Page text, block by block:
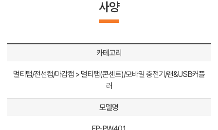
사양
카테고리
멀티탭/전선캡/마감캡 > 멀티탭(콘센트)/모바일 충전기/랜&USB커플
러
모델명